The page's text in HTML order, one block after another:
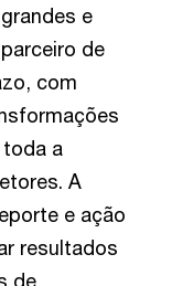
e
de
com
a
A
e ação
resultados
de